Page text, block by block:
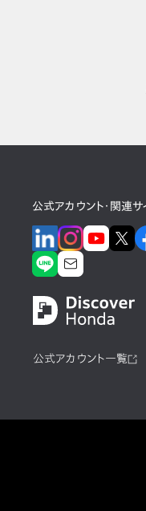
公式アカウント・関連サ
公式アカウント一覧